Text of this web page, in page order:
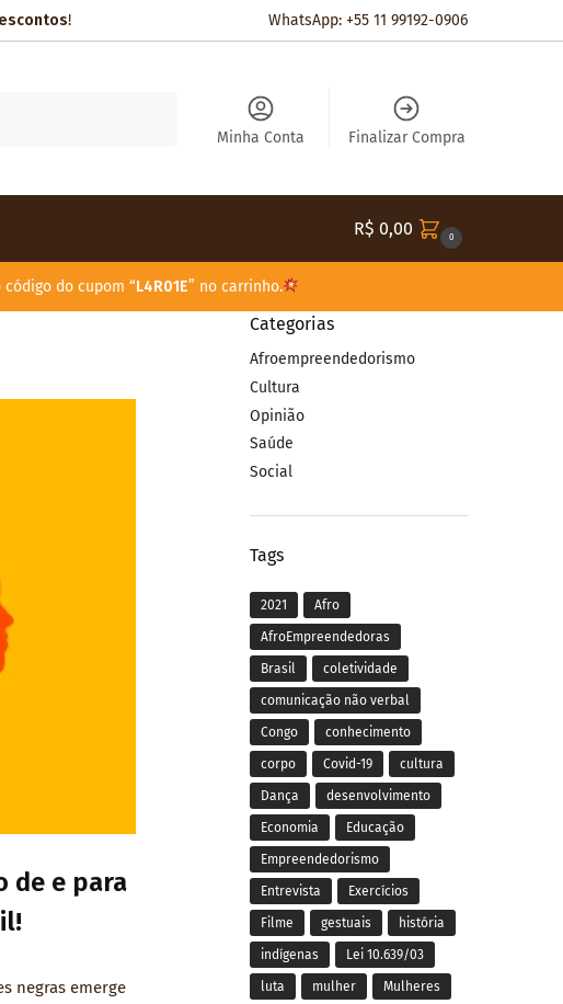
! WhatsApp: +55 11 99192-0906
Minha Conta Finalizar Compra
R$ 0,00 0
do cupom “L4R01E” no carrinho.
de e para
negras emerge
Categorias
Afroempreendedorismo
Cultura
Opinião
Saúde
Social
Tags
2021 Afro
AfroEmpreendedoras
Brasil coletividade
comunicação não verbal
Congo conhecimento
corpo Covid-19 cultura
Dança desenvolvimento
Economia Educação
Empreendedorismo
Entrevista Exercícios
Filme gestuais história
indígenas Lei 10.639/03
luta mulher Mulheres